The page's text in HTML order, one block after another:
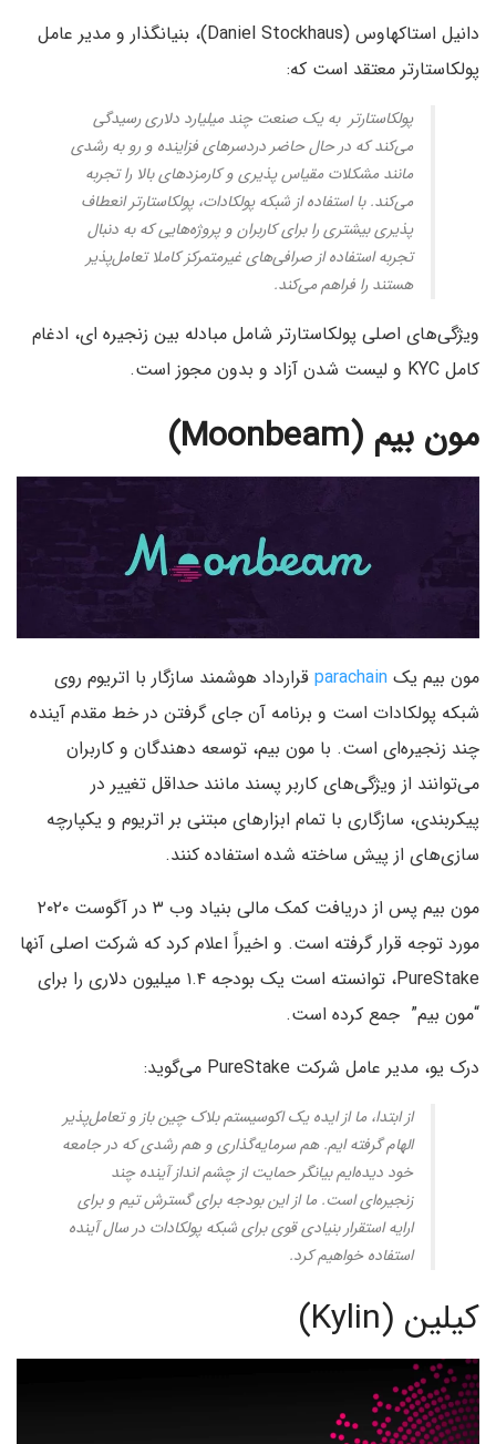
دانیل استاکهاوس (Daniel Stockhaus)، بنیانگذار و مدیر عامل
پولکاستارتر معتقد است که:
پولکاستارتر به یک صنعت چند میلیارد دلاری رسیدگی
می‌کند که در حال حاضر دردسرهای فزاینده‌ و رو به رشدی
مانند مشکلات مقیاس پذیری و کارمزدهای بالا را تجربه
می‌کند. با استفاده از شبکه پولکادات، پولکاستارتر انعطاف
پذیری بیشتری را برای کاربران و پروژه‌هایی که به دنبال
تجربه استفاده از صرافی‌های غیرمتمرکز کاملا تعامل‌پذیر
هستند را فراهم می‌کند.
ویژگی‌های اصلی پولکاستارتر شامل مبادله بین زنجیره ای، ادغام
کامل KYC و لیست شدن آزاد و بدون مجوز است.
مون بیم (
Moonbeam
)
مون بیم یک parachain قرارداد هوشمند سازگار با اتریوم روی
شبکه پولکادات است و برنامه آن جای گرفتن در خط مقدم آینده
چند زنجیره‌ای است. با مون بیم، توسعه دهندگان و کاربران
می‌توانند از ویژگی‌های کاربر پسند مانند حداقل تغییر در
پیکربندی، سازگاری با تمام ابزارهای مبتنی بر اتریوم و یکپارچه
سازی‌های از پیش ساخته شده استفاده کنند.
مون بیم پس از دریافت کمک مالی بنیاد وب ۳ در آگوست ۲۰۲۰
مورد توجه قرار گرفته است. و اخیراً اعلام کرد که شرکت اصلی آنها
PureStake، توانسته است یک بودجه ۱.۴ میلیون دلاری را برای
“مون بیم” جمع کرده است.
درک یو، مدیر عامل شرکت PureStake می‌گوید:
از ابتدا، ما از ایده یک اکوسیستم بلاک چین باز و تعامل‌پذیر
الهام گرفته ایم. هم سرمایه‌گذاری و هم رشدی که در جامعه
خود دیده‌ایم بیانگر حمایت از چشم انداز آینده چند
زنجیره‌ای است. ما از این بودجه برای گسترش تیم و برای
ارایه استقرار بنیادی قوی برای شبکه پولکادات در سال آینده
استفاده خواهیم کرد.
کیلین (Kylin)